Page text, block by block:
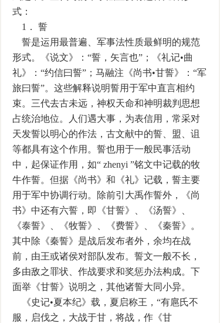
式：
1． 誓
誓是运用最普遍、军事法性质最鲜明的规范
形式。《说文》：“誓，矢言也”；《礼记•曲
礼》：“约信曰誓”；马融注《尚书•甘誓》：“军
旅曰誓”。这些解释说明誓用于军中直言相约
束。三代去古未远，神权天命和神明裁判思想
占统治地位。人们遇大事，为表信用，常采对
天发誓以明心的作法，古文献中的誓、盟、诅
等都具有这个作用。誓也用于一般民事活动
中，起保证作用，如“ zhenyi ”铭文中记载的牧
牛作誓。但据《尚书》和《礼》记载，誓主要
用于军中协调行动。除前引大禹作誓外，《尚
书》中还有六誓，即《甘誓》、《汤誓》、
《泰誓》、《牧誓》、《费誓》、《秦誓》。
其中除《秦誓》是战后发布者外，余均在战
前，由王或诸侯对部队发布。誓文一般不长，
多由敌之罪状、作战要求和奖惩办法构成。下
面举《甘誓》说明之，其他诸誓大同小异。
《史记•夏本纪》载，夏启称王，“有扈氏不
服，启伐之，大战于甘，将战，作《甘